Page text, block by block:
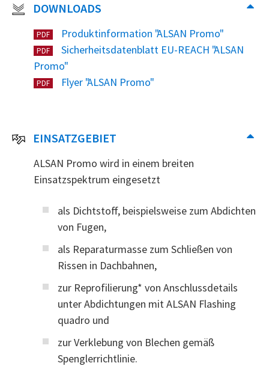
DOWNLOADS
PDF Produktinformation "ALSAN Promo"
PDF
Sicherheitsdatenblatt EU-REACH "ALSAN
Promo"
PDF Flyer "ALSAN Promo"
EINSATZGEBIET
ALSAN Promo wird in einem breiten
Einsatzspektrum eingesetzt
als Dichtstoff, beispielsweise zum Abdichten
von Fugen,
als Reparaturmasse zum Schließen von
Rissen in Dachbahnen,
zur Reprofilierung* von Anschlussdetails
unter Abdichtungen mit ALSAN Flashing
quadro und
zur Verklebung von Blechen gemäß
Spenglerrichtlinie.